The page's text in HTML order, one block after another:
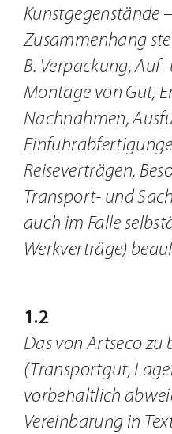
Kunstgegenstände
Zusammenhang
B. Verpackung,
Montage von Gut,
Nachnahmen,
Reiseverträgen,
Transport- und
auch im Falle
Werkverträge)
1.2
Das von Artseco zu
(Transportgut,
vorbehaltlich
Vereinbarung in